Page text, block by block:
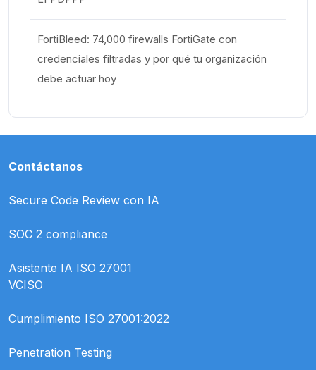
FortiBleed: 74,000 firewalls FortiGate con
credenciales filtradas y por qué tu organización
debe actuar hoy
Contáctanos
Secure Code Review con IA
SOC 2 compliance
Asistente IA ISO 27001
VCISO
Cumplimiento ISO 27001:2022
Penetration Testing